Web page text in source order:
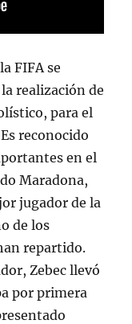
FIFA se
realización de
para el
reconocido
en el
Maradona,
jugador de la
de los
repartido.
Zebec llevó
por primera